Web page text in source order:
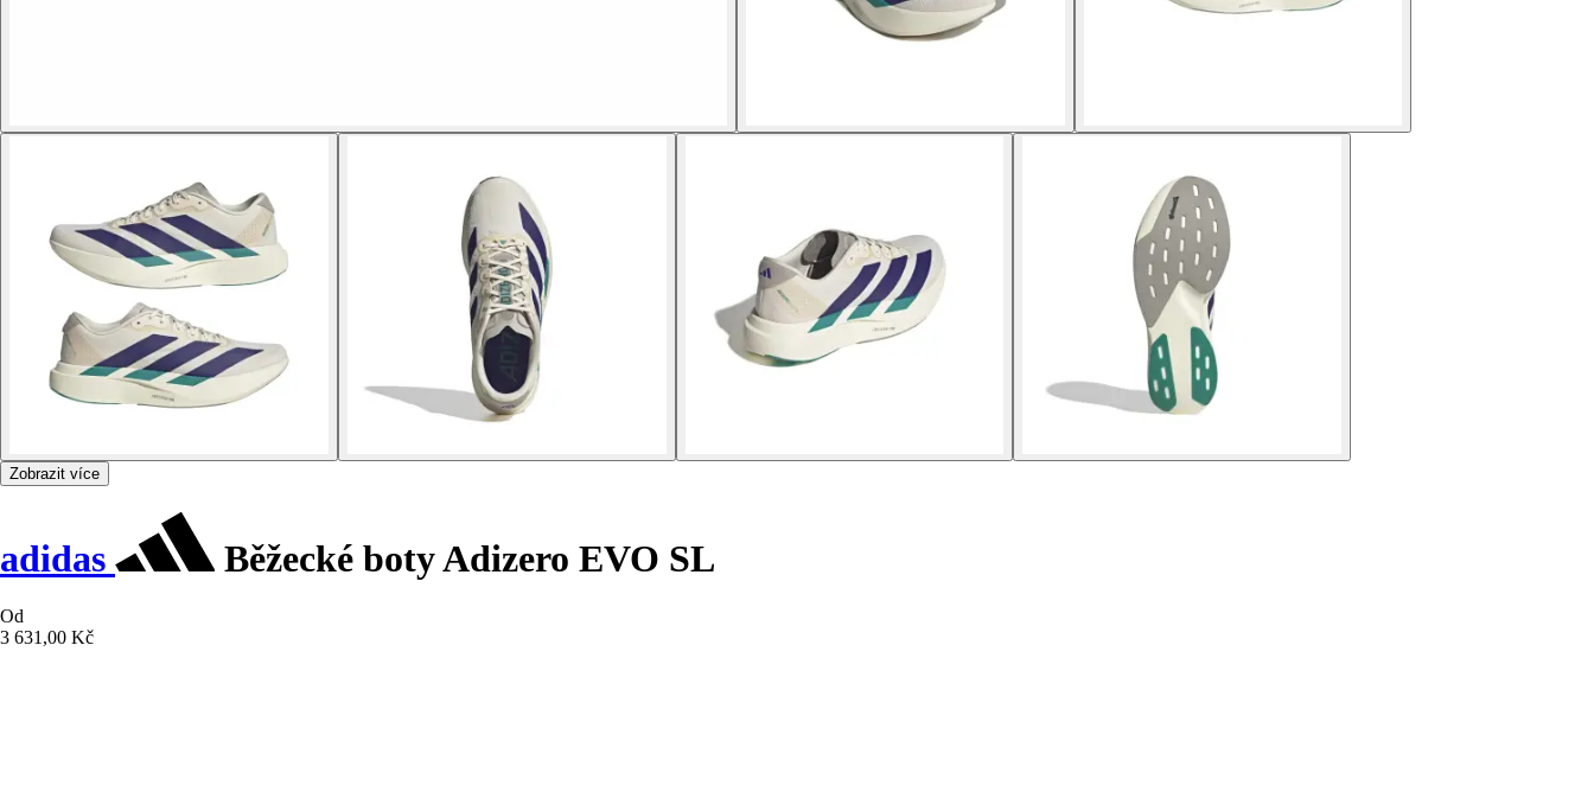
Zobrazit více
adidas Běžecké boty Adizero EVO SL
Od
3 631,00 Kč